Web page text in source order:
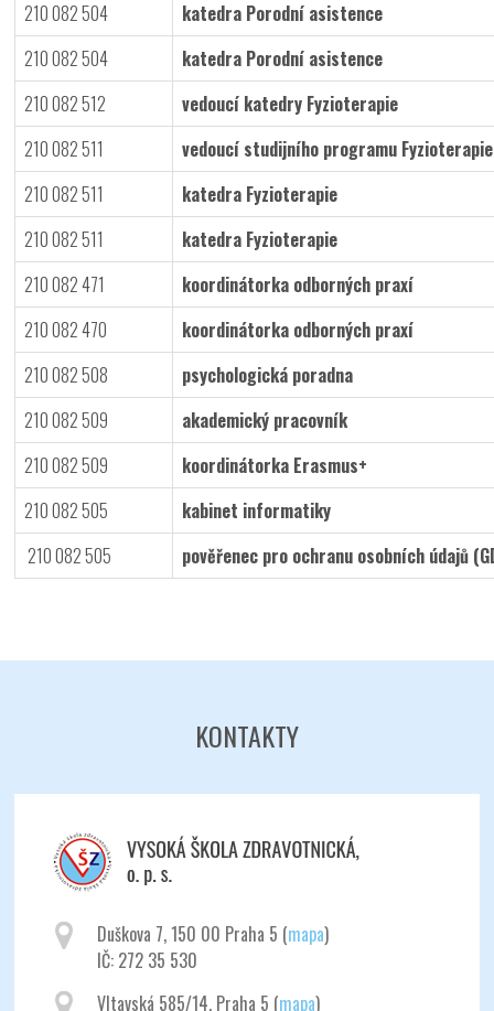
210 082 504
katedra Porodní asistence
210 082 504
katedra Porodní asistence
210 082 512
vedoucí katedry Fyzioterapie
210 082 511
vedoucí studijního programu Fyzioterapie
210 082 511
katedra Fyzioterapie
210 082 511
katedra Fyzioterapie
210 082 471
koordinátorka odborných praxí
210 082 470
koordinátorka odborných praxí
210 082 508
psychologická poradna
210 082 509
akademický pracovník
210 082 509
koordinátorka Erasmus+
210 082 505
kabinet informatiky
210 082 505
pověřenec pro ochranu osobních údajů
KONTAKTY
Duškova 7, 150 00 Praha 5 (mapa)
IČ: 272 35 530
Vltavská 585/14, Praha 5 (mapa)